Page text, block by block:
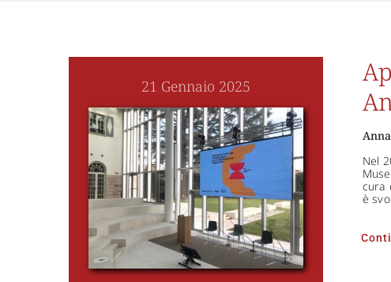
21 Gennaio 2025
Nel
cura
è